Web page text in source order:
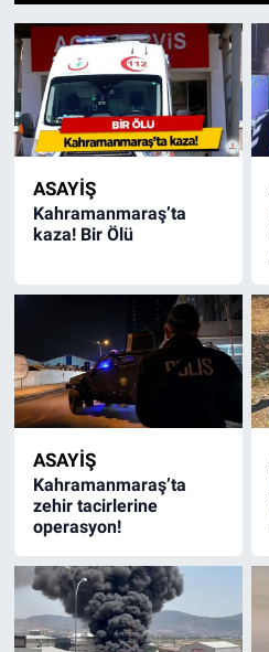
ASAYİŞ
Kahramanmaraş’ta
kaza! Bir Ölü
ASAYİŞ
Kahramanmaraş’ta
zehir tacirlerine
operasyon!